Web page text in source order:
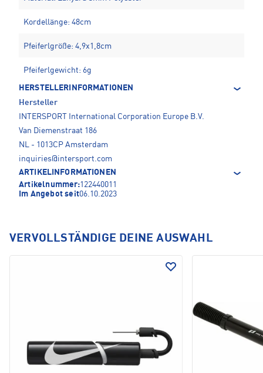
Kordellänge: 48cm
Pfeiferlgröße: 4,9x1,8cm
Pfeiferlgewicht: 6g
HERSTELLERINFORMATIONEN
Hersteller
INTERSPORT International Corporation Europe B.V.
Van Diemenstraat 186
NL - 1013CP Amsterdam
inquiries@intersport.com
ARTIKELINFORMATIONEN
Artikelnummer:122440011
Im Angebot seit06.10.2023
VERVOLLSTÄNDIGE DEINE AUSWAHL